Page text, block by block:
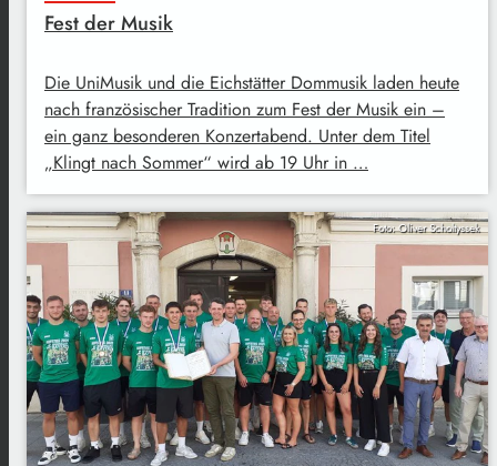
Fest der Musik
Die UniMusik und die Eichstätter Dommusik laden heute
nach französischer Tradition zum Fest der Musik ein –
ein ganz besonderen Konzertabend. Unter dem Titel
„Klingt nach Sommer“ wird ab 19 Uhr in …
Foto: Oliver Scholtyssek